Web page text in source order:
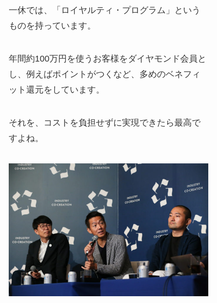
一休では、「ロイヤルティ・プログラム」という
ものを持っています。
年間約100万円を使うお客様をダイヤモンド会員と
し、例えばポイントがつくなど、多めのベネフィ
ット還元をしています。
それを、コストを負担せずに実現できたら最高で
すよね。